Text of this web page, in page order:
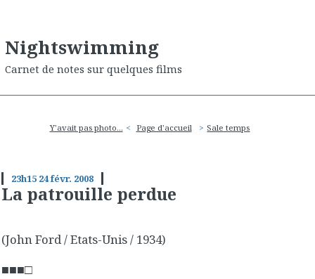
Nightswimming
Carnet de notes sur quelques films
Y'avait pas photo... Page d'accueil Sale temps
23h15 24févr. 2008
La patrouille perdue
(John Ford / Etats-Unis / 1934)
■■■□